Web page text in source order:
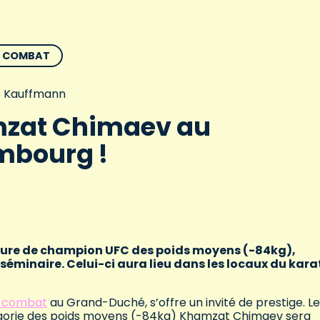
COMBAT
Kauffmann
Chimaev au
!
de champion UFC des poids moyens (-84kg),
Celui-ci aura lieu dans les locaux du
au Grand-Duché, s’offre un invité de prestige. Le
des poids moyens (-84kg) Khamzat Chimaev sera